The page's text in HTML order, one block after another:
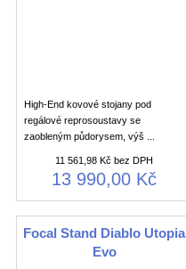
High-End kovové stojany pod
regálové reprosoustavy se
zaobleným půdorysem, výš ...
11 561,98 Kč bez DPH
13 990,00 Kč
Focal Stand Diablo Utopia
Evo